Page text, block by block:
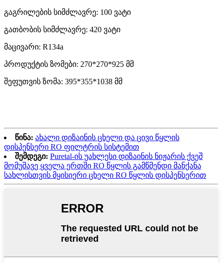
გაგრილების სიმძლავრე: 100 ვატი
გათბობის სიმძლავრე: 420 ვატი
მაცივარი: R134a
პროდუქტის ზომები: 270*270*925 მმ
შეფუთვის ზომა: 395*355*1038 მმ
წინა: ახალი დიზაინის ცხელი და ცივი წყლის
დისპენსერი RO ფილტრის სისტემით
შემდეგი: Puretal-ის უახლესი დიზაინის ნიჟარის ქვეშ
მომუშავე ყველა ერთში RO წყლის გამწმენდი მანქანა
სახლისთვის მყისიერი ცხელი RO წყლის დისპენსერით